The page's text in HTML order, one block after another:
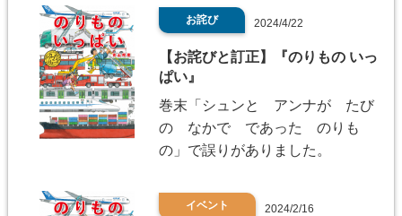
お詫び 2024/4/22
【お詫びと訂正】『のりもの いっ
ぱい』
巻末「シュンと アンナが たび
の なかで であった のりも
の」で誤りがありました。
イベント 2024/2/16